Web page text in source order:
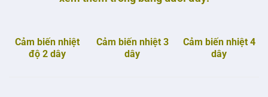
Cảm biến nhiệt
độ 2 dây
Cảm biến nhiệt 3
dây
Cảm biến nhiệt 4
dây